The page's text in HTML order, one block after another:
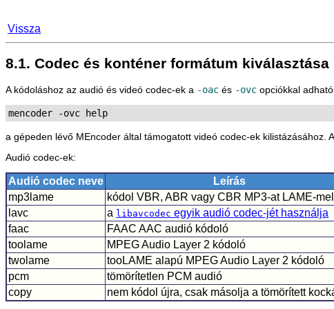
Vissza
8.1. Codec és konténer formátum kiválasztása
A kódoláshoz az audió és videó codec-ek a -oac és -ovc opciókkal
mencoder -ovc help
a gépeden lévő MEncoder által támogatott videó codec-ek kilistázásához.
Audió codec-ek:
Audió codec neve
Leírás
mp3lame
kódol VBR, ABR vagy CBR MP3-at LAME-mel
lavc
a libavcodec egyik audió codec-jét használja
faac
FAAC AAC audió kódoló
toolame
MPEG Audio Layer 2 kódoló
twolame
tooLAME alapú MPEG Audio Layer 2 kódoló
pcm
tömörítetlen PCM audió
copy
nem kódol újra, csak másolja a tömörített